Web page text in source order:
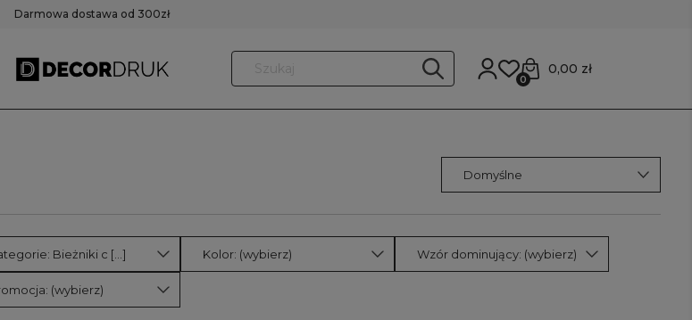
Darmowa dostawa od 300zł
0,00 zł
0
Bieżniki c [...] Kolor: (wybierz) Wzór dominujący: (wybierz)
(wybierz)